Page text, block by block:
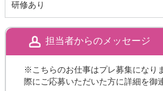
研修あり
担当者からのメッセージ
※こちらのお仕事はプレ募集になり
際にご応募いただいた方に詳細を御